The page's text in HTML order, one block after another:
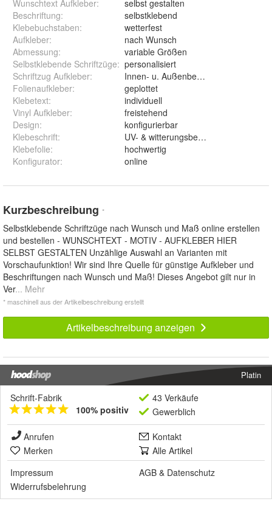
Wunschtext Aufkleber:
selbst gestalten
Beschriftung:
selbstklebend
Klebebuchstaben:
wetterfest
Aufkleber:
nach Wunsch
Abmessung:
variable Größen
Selbstklebende Schriftzüge: personalisiert
Schriftzug Aufkleber:
Innen- u. Außenbereich
Folienaufkleber:
geplottet
Klebetext:
individuell
Vinyl Aufkleber:
freistehend
Design:
konfigurierbar
Klebeschrift:
UV- & witterungsbeständig
Klebefolie:
hochwertig
Konfigurator: online
Kurzbeschreibung *
Selbstklebende Schriftzüge nach Wunsch und Maß online erstellen
und bestellen - WUNSCHTEXT - MOTIV - AUFKLEBER HIER
SELBST GESTALTEN Unzählige Auswahl an Varianten mit
Vorschaufunktion! Wir sind Ihre Quelle für günstige Aufkleber und
Beschriftungen nach Wunsch und Maß! Dieses Angebot gilt nur in
Ver... Mehr
* maschinell aus der Artikelbeschreibung erstellt
Artikelbeschreibung anzeigen
Platin
Schrift-Fabrik
100% positiv
43 Verkäufe
Gewerblich
Anrufen
Kontakt
Merken
Alle Artikel
Impressum
AGB & Datenschutz
Widerrufsbelehrung